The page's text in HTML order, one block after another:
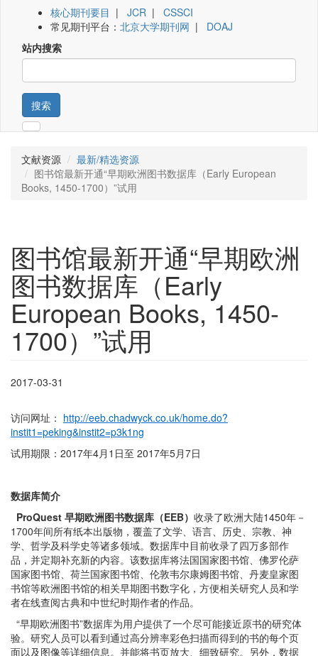
核心期刊要目 | JCR | CSSCI
常见期刊平台： 北京大学期刊网 | DOAJ
站内搜索
搜索
文献资源
最新/精选资源
图书馆最新开通“早期欧洲图书数据库（Early European
Books, 1450-1700）”试用
图书馆最新开通“早期欧洲
图书数据库（Early
European Books, 1450-
1700）”试用
2017-03-31
访问网址： http://eeb.chadwyck.co.uk/home.do?
instit1=peking&instit2=p3k1ng
试用期限：2017年4月1日至 2017年5月7日
数据库简介
ProQuest 早期欧洲图书数据库（EEB） 收录了欧洲大陆1450年－
1700年间所有纸本出版物，覆盖了文学、语言、历史、宗教、神
学、哲学及科学史等诸多领域。数据库中目前收录了四万多部作
品，并定期补充新的内容。该数据库将法国国家图书馆、佛罗伦萨
国家图书馆、荷兰国家图书馆、伦敦韦尔康姆图书馆、丹麦皇家图
书馆等欧洲图书馆的相关早期图书数字化，方便相关研究人员和学
者在线查阅古典和中世纪时期作者的作品。
“早期欧洲图书”数据库为用户提供了一个尽可能接近原书的研究体
验。研究人员可以看到通过高分辨率彩色扫描而得到的书的每个页
面以及图像等详细信息。并能将书页放大、细致研究。另外，数据